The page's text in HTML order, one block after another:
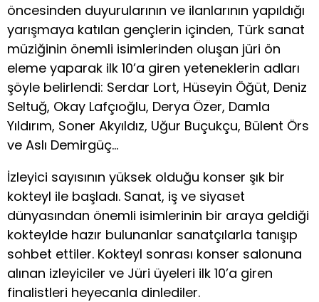
öncesinden duyurularının ve ilanlarının yapıldığı
yarışmaya katılan gençlerin içinden, Türk sanat
müziğinin önemli isimlerinden oluşan jüri ön
eleme yaparak ilk 10’a giren yeteneklerin adları
şöyle belirlendi: Serdar Lort, Hüseyin Öğüt, Deniz
Seltuğ, Okay Lafçıoğlu, Derya Özer, Damla
Yıldırım, Soner Akyıldız, Uğur Buçukçu, Bülent Örs
ve Aslı Demirgüç…
İzleyici sayısının yüksek olduğu konser şık bir
kokteyl ile başladı. Sanat, iş ve siyaset
dünyasından önemli isimlerinin bir araya geldiği
kokteylde hazır bulunanlar sanatçılarla tanışıp
sohbet ettiler. Kokteyl sonrası konser salonuna
alınan izleyiciler ve Jüri üyeleri ilk 10’a giren
finalistleri heyecanla dinlediler.